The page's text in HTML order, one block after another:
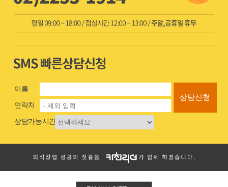
이름
연락처
상담가능시간
상담신청